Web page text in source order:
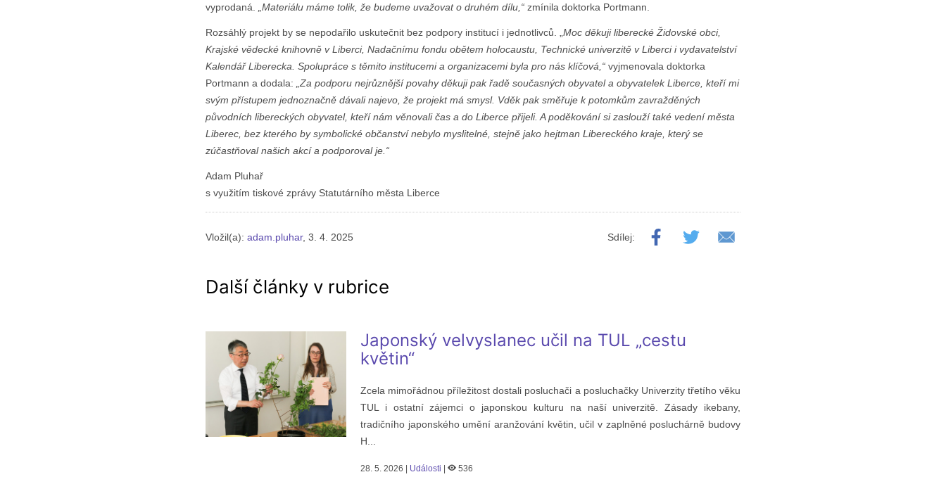
vyprodaná.
„Materiálu máme tolik, že budeme uvažovat o druhém dílu,“ zmínila doktorka Portmann.
Rozsáhlý projekt by se nepodařilo uskutečnit bez podpory institucí i jednotlivců. „ Moc děkuji liberecké Židovské obci,
Krajské vědecké knihovně v Liberci, Nadačnímu fondu obětem holocaustu, Technické univerzitě v Liberci i vydavatelství
Kalendář Liberecka. Spolupráce s těmito institucemi a organizacemi byla pro nás klíčová,“ vyjmenovala doktorka
Portmann a dodala: „Za podporu nejrůznější povahy děkuji pak řadě současných obyvatel a obyvatelek Liberce, kteří mi
svým přístupem jednoznačně dávali najevo, že projekt má smysl. Vděk pak směřuje k potomkům zavražděných
původních libereckých obyvatel, kteří nám věnovali čas a do Liberce přijeli. A poděkování si zaslouží také vedení města
Liberec, bez kterého by symbolické občanství nebylo myslitelné, stejně jako hejtman Libereckého kraje, který se
zúčastňoval našich akcí a podporoval je.“
Adam Pluhař
s využitím tiskové zprávy Statutárního města Liberce
Vložil(a): adam.pluhar, 3. 4. 2025 Sdílej:
Další články v rubrice
Japonský velvyslanec učil na TUL „cestu
květin“
Zcela mimořádnou příležitost dostali posluchači a posluchačky Univerzity třetího věku
TUL i ostatní zájemci o japonskou kulturu na naší univerzitě. Zásady ikebany,
tradičního japonského umění aranžování květin, učil v zaplněné posluchárně budovy
H...
28. 5. 2026 | Události | 536